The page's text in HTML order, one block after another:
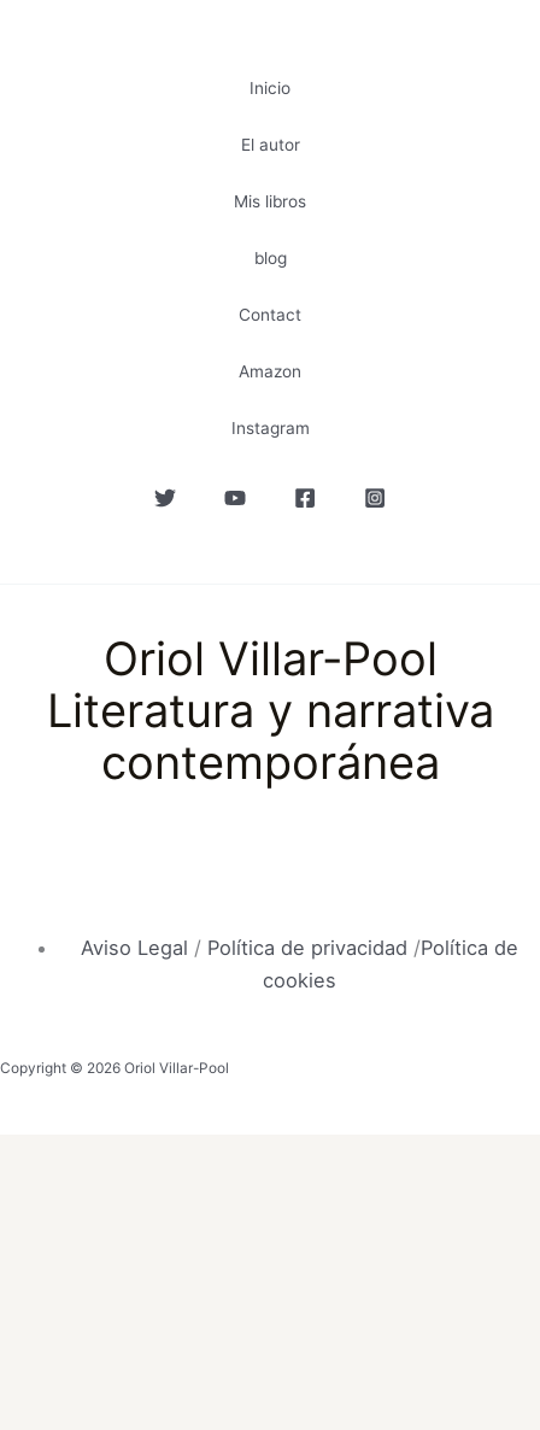
Inicio
El autor
Mis libros
blog
Contact
Amazon
Instagram
Oriol Villar-Pool
Literatura y narrativa
contemporánea
Aviso Legal / Política de privacidad /Política de
cookies
Copyright © 2026 Oriol Villar-Pool